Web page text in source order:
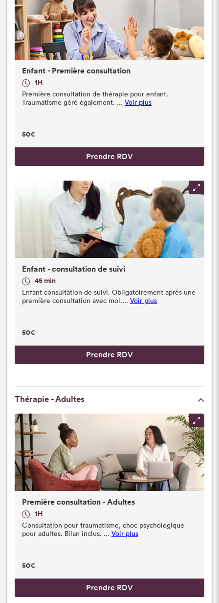
Enfant - Première consultation
1H
Première consultation de thérapie pour enfant.
Traumatisme géré également. ... Voir plus
50€
Prendre RDV
Enfant - consultation de suivi
45 min
Enfant consultation de suivi. Obligatoirement après une
première consultation avec moi.... Voir plus
50€
Prendre RDV
Thérapie - Adultes
Première consultation - Adultes
1H
Consultation pour traumatisme, choc psychologique
pour adultes. Bilan inclus. ... Voir plus
50€
Prendre RDV